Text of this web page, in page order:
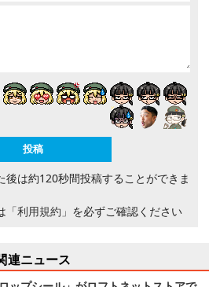
は約120秒間投稿することができま
「利用規約」 を必ずご確認ください
連ニュース